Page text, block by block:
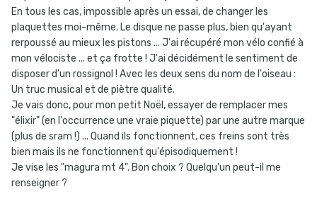
En tous les cas, impossible après un essai, de changer les
plaquettes moi-même. Le disque ne passe plus, bien qu'ayant
rerpoussé au mieux les pistons ... J'ai récupéré mon vélo confié à
mon vélociste ... et ça frotte ! J'ai décidément le sentiment de
disposer d'un rossignol ! Avec les deux sens du nom de l'oiseau :
Un truc musical et de piètre qualité.
Je vais donc, pour mon petit Noël, essayer de remplacer mes
"élixir" (en l'occurrence une vraie piquette) par une autre marque
(plus de sram !) ... Quand ils fonctionnent, ces freins sont très
bien mais ils ne fonctionnent qu'épisodiquement !
Je vise les "magura mt 4". Bon choix ? Quelqu'un peut-il me
renseigner ?